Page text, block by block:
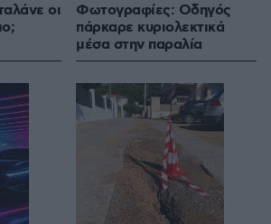
οι
Φωτογραφίες: Οδηγός
πάρκαρε κυριολεκτικά
μέσα στην παραλία